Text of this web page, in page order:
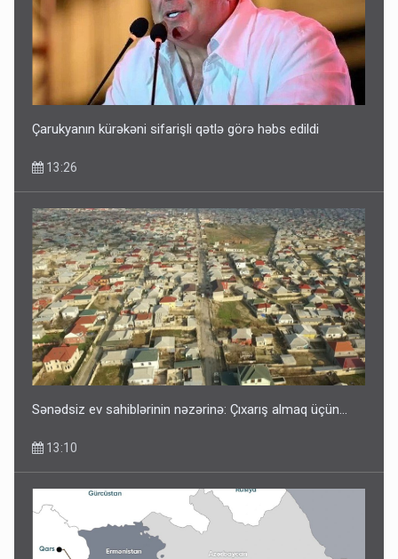
Çarukyanın kürəkəni sifarişli qətlə görə həbs edildi
13:26
Sənədsiz ev sahiblərinin nəzərinə: Çıxarış almaq üçün...
13:10